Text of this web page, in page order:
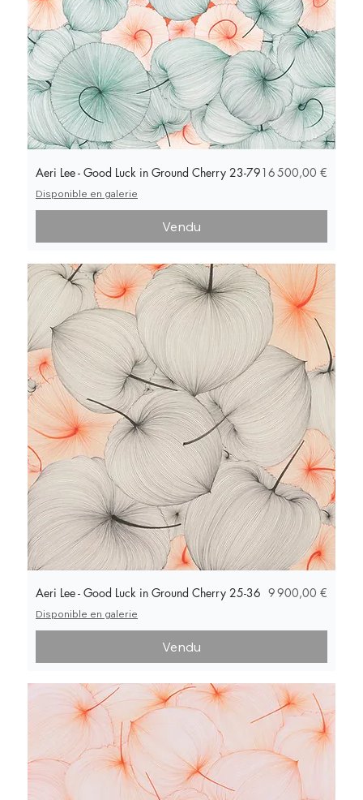
Aeri Lee - Good Luck in Ground Cherry 23-79Prix
16 500,00 €
Disponible en galerie
Vendu
Aeri Lee - Good Luck in Ground Cherry 25-36 Prix
9 900,00 €
Disponible en galerie
Vendu